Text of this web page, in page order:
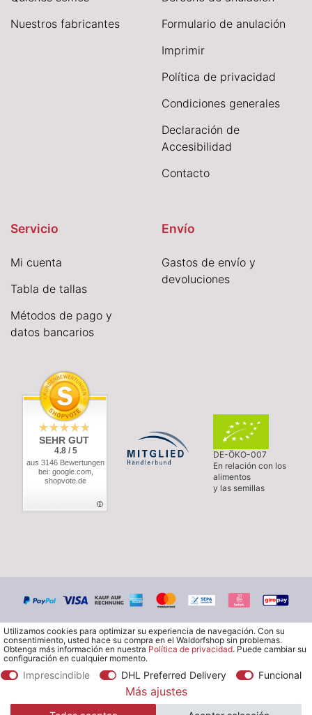
Nuestros fabricantes
Formulario de anulación
Imprimir
Política de privacidad
Condiciones generales
Declaración de
Accesibilidad
Contacto
Servicio
Mi cuenta
Tabla de tallas
Métodos de pago y
datos bancarios
Envío
Gastos de envío y
devoluciones
SEHR GUT
4.8 / 5
aus 3146 Bewertungen
bei: google.com,
shopvote.de
DE-ÖKO-007
En relación con los
alimentos
y las semillas
© Copyright 2026 Waldorfshop | Todos los derechos reservados.
Utilizamos cookies para optimizar su experiencia de navegación. Con su
consentimiento, usted hace su compra en el Waldorfshop sin problemas.
Obtenga más información en nuestra Política de privacidad. Puede cambiar su
configuración en cualquier momento.
Imprescindible DHL Preferred Delivery Funcional
Más ajustes